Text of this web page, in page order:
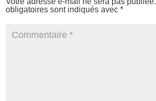
obligatoires sont indiqués avec*